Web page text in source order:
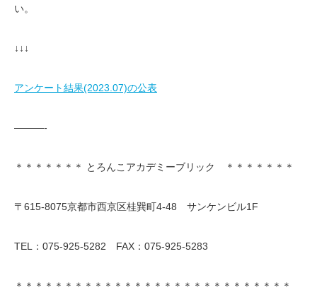
い。
↓↓↓
アンケート結果(2023.07)の公表
———-
＊＊＊＊＊＊＊ とろんこアカデミーブリック ＊＊＊＊＊＊＊
〒615-8075京都市西京区桂巽町4-48 サンケンビル1F
TEL：075-925-5282 FAX：075-925-5283
＊＊＊＊＊＊＊＊＊＊＊＊＊＊＊＊＊＊＊＊＊＊＊＊＊＊＊＊